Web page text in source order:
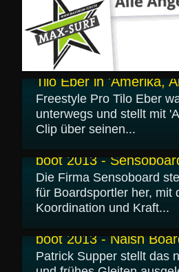
28.01.2013
Tilo Eber in 'Amerika,
Freestyle Pro Tilo Eber
unterwegs und stellt mit
Clip über seinen...
boot 2013 -
Die Firma Sensoboard
für Boardsportler her, mit
Koordination und Kraft...
boot 2013 - Naish
Patrick Supper stellt das